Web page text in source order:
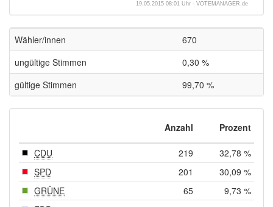
19.05.2015 08:01 Uhr - VOTEMANAGER.de
Wähler/innen
670
ungültige Stimmen
0,30 %
gültige Stimmen
99,70 %
Anzahl Prozent
CDU 219
32,78 %
SPD
201
30,09 %
GRÜNE
65
9,73 %